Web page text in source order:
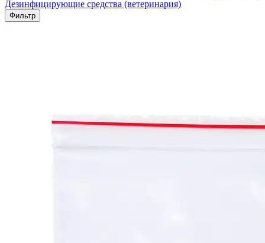
Дезинфицирующие средства (ветеринария)
Фильтр